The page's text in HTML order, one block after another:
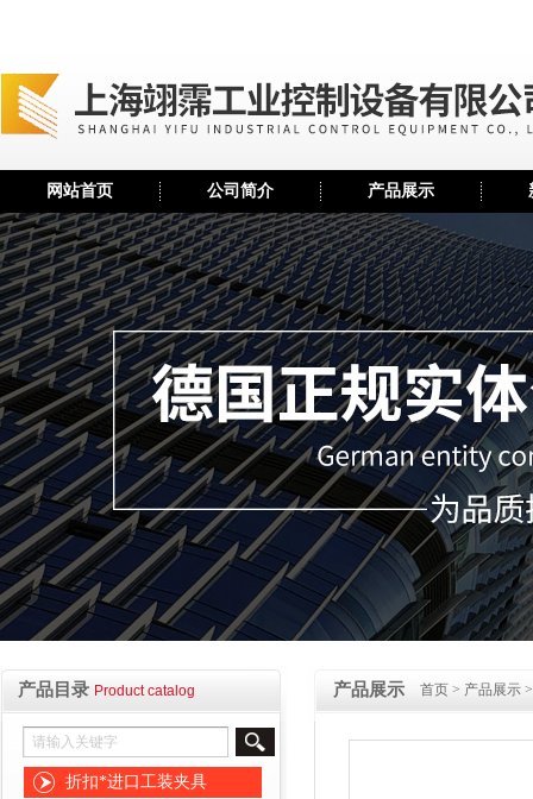
网站首页 公司简介 产品展示
产品目录 Product catalog
折扣*进口工装夹具
产品展示 首页 > 产品展示